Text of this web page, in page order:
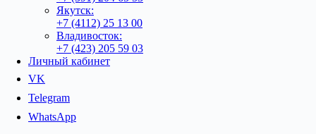
Якутск:
+7 (4112) 25 13 00
Владивосток:
+7 (423) 205 59 03
Личный кабинет
VK
Telegram
WhatsApp